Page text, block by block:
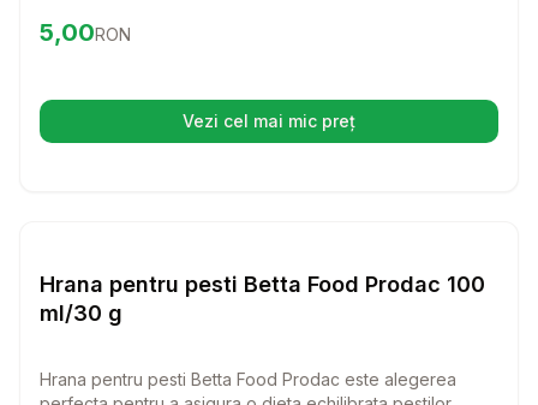
formulate pentru ciclide, aceasta hrana va ajuta la
Preț:5.00
5,00RON
Vezi cel mai mic preț(se deschide într-o filă nouă)
Hrana Pesti
Hrana pentru pesti Betta Food Prodac 100
ml/30 g
Hrana pentru pesti Betta Food Prodac este alegerea